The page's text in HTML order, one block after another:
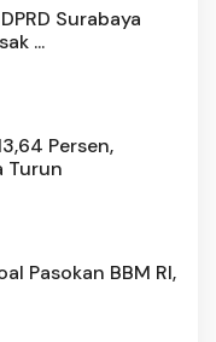
Surabaya
...
Persen,
Turun
Pasokan BBM RI,